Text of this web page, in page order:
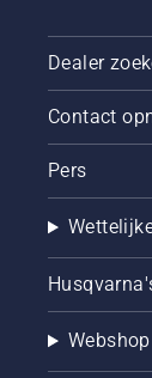
Dealer
Contact
Pers